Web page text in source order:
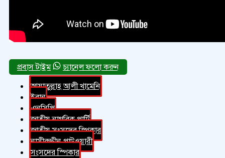
চ্যানেল ফলো করুন
আয়াতুল্লাহ আলী খামেনি
ইরান
এনসিপি
জাতীয় নাগরিক পার্টি
জাতীয় সংসদের স্পিকার
নাসীরুদ্দীন পাটওয়ারী
সংসদের স্পিকার